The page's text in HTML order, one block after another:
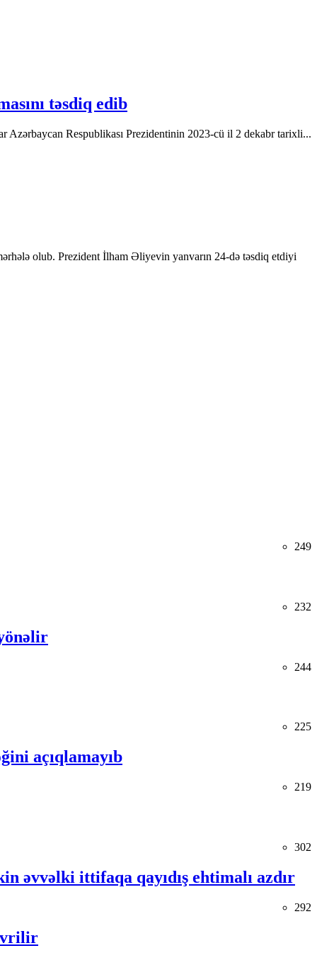
təsdiq edib
Azərbaycan Respublikası Prezidentinin 2023-cü il 2 dekabr tarixli...
olub. Prezident İlham Əliyevin yanvarın 24-də təsdiq etdiyi
249
232
244
225
açıqlamayıb
219
302
əvvəlki ittifaqa qayıdış ehtimalı azdır
292